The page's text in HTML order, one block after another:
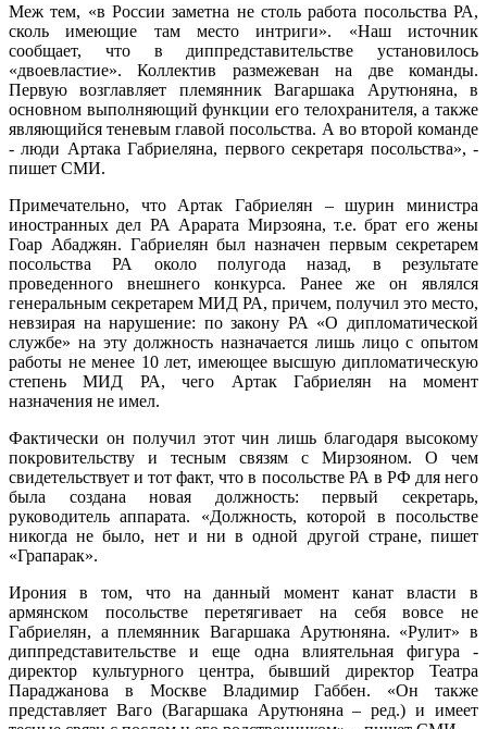
Меж тем, «в России заметна не столь работа посольства РА,
сколь имеющие там место интриги». «Наш источник
сообщает, что в диппредставительстве установилось
«двоевластие». Коллектив размежеван на две команды.
Первую возглавляет племянник Вагаршака Арутюняна, в
основном выполняющий функции его телохранителя, а также
являющийся теневым главой посольства. А во второй команде
- люди Артака Габриеляна, первого секретаря посольства», -
пишет СМИ.
Примечательно, что Артак Габриелян – шурин министра
иностранных дел РА Арарата Мирзояна, т.е. брат его жены
Гоар Абаджян. Габриелян был назначен первым секретарем
посольства РА около полугода назад, в результате
проведенного внешнего конкурса. Ранее же он являлся
генеральным секретарем МИД РА, причем, получил это место,
невзирая на нарушение: по закону РА «О дипломатической
службе» на эту должность назначается лишь лицо с опытом
работы не менее 10 лет, имеющее высшую дипломатическую
степень МИД РА, чего Артак Габриелян на момент
назначения не имел.
Фактически он получил этот чин лишь благодаря высокому
покровительству и тесным связям с Мирзояном. О чем
свидетельствует и тот факт, что в посольстве РА в РФ для него
была создана новая должность: первый секретарь,
руководитель аппарата. «Должность, которой в посольстве
никогда не было, нет и ни в одной другой стране, пишет
«Грапарак».
Ирония в том, что на данный момент канат власти в
армянском посольстве перетягивает на себя вовсе не
Габриелян, а племянник Вагаршака Арутюняна. «Рулит» в
диппредставительстве и еще одна влиятельная фигура -
директор культурного центра, бывший директор Театра
Параджанова в Москве Владимир Габбен. «Он также
представляет Ваго (Вагаршака Арутюняна – ред.) и имеет